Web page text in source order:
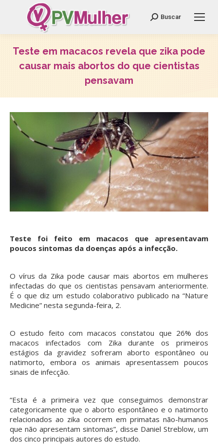
Search:
Buscar
Teste em macacos revela que zika pode
causar mais abortos do que cientistas
pensavam
Teste foi feito em macacos que apresentavam
poucos sintomas da doenças após a infecção.
O vírus da Zika pode causar mais abortos em mulheres
infectadas do que os cientistas pensavam anteriormente.
É o que diz um estudo colaborativo publicado na “Nature
Medicine” nesta segunda-feira, 2.
O estudo feito com macacos constatou que 26% dos
macacos infectados com Zika durante os primeiros
estágios da gravidez sofreram aborto espontâneo ou
natimorto, embora os animais apresentassem poucos
sinais de infecção.
“Esta é a primeira vez que conseguimos demonstrar
categoricamente que o aborto espontâneo e o natimorto
relacionados ao zika ocorrem em primatas não-humanos
que não apresentam sintomas”, disse Daniel Streblow, um
dos cinco principais autores do estudo.